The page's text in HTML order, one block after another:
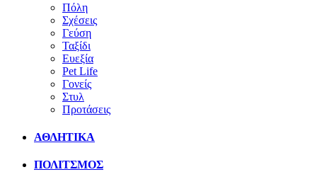
Πόλη
Σχέσεις
Γεύση
Ταξίδι
Ευεξία
Pet Life
Γονείς
Στυλ
Προτάσεις
ΑΘΛΗΤΙΚΑ
ΠΟΛΙΤΣΜΟΣ